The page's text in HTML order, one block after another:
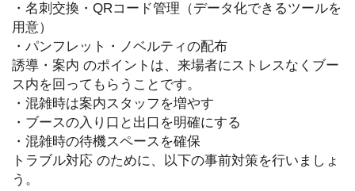
・名刺交換・QRコード管理（データ化できるツールを
用意）
・パンフレット・ノベルティの配布
誘導・案内 のポイントは、来場者にストレスなくブー
ス内を回ってもらうことです。
・混雑時は案内スタッフを増やす
・ブースの入り口と出口を明確にする
・混雑時の待機スペースを確保
トラブル対応 のために、以下の事前対策を行いましょ
う。